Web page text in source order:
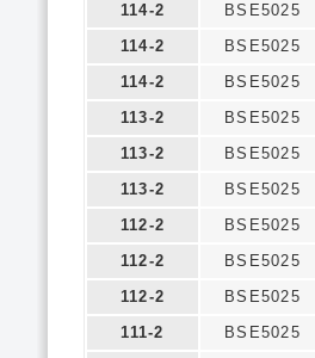
114-2
BSE5025
114-2
BSE5025
114-2
BSE5025
113-2
BSE5025
113-2
BSE5025
113-2
BSE5025
112-2
BSE5025
112-2
BSE5025
112-2
BSE5025
111-2
BSE5025